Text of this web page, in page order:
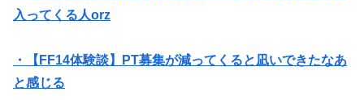
入ってくる人orz
・【FF14体験談】PT募集が減ってくると凪いできたなあ
と感じる